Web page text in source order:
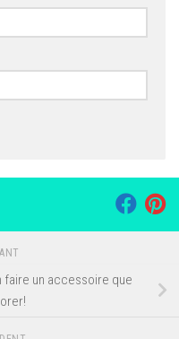
faire un accessoire que